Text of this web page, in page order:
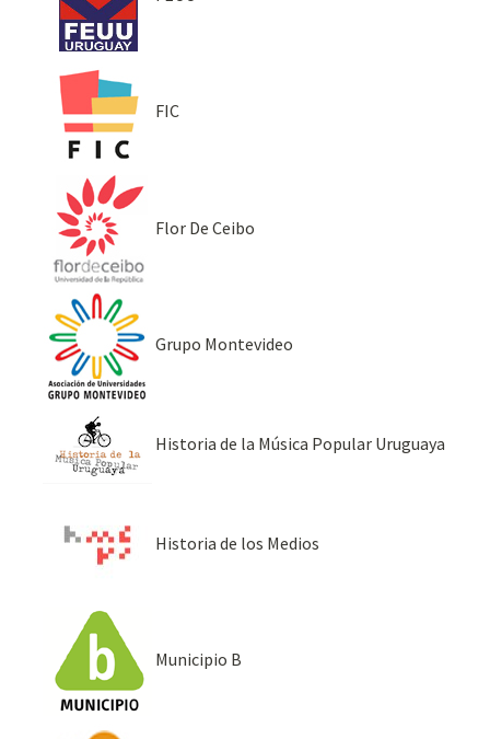
FIC
Flor De Ceibo
Grupo Montevideo
Historia de la Música Popular Uruguaya
Historia de los Medios
Municipio B